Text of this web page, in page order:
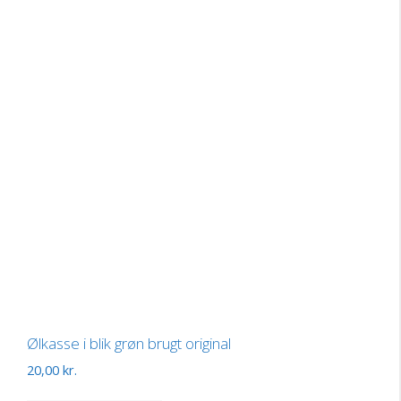
Ølkasse i blik grøn brugt original
20,00 kr.